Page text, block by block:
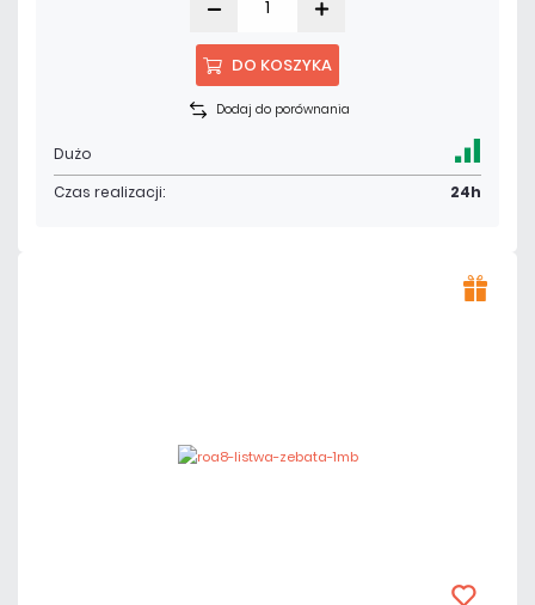
DO KOSZYKA
Dodaj do porównania
Dużo
Czas realizacji:
24h